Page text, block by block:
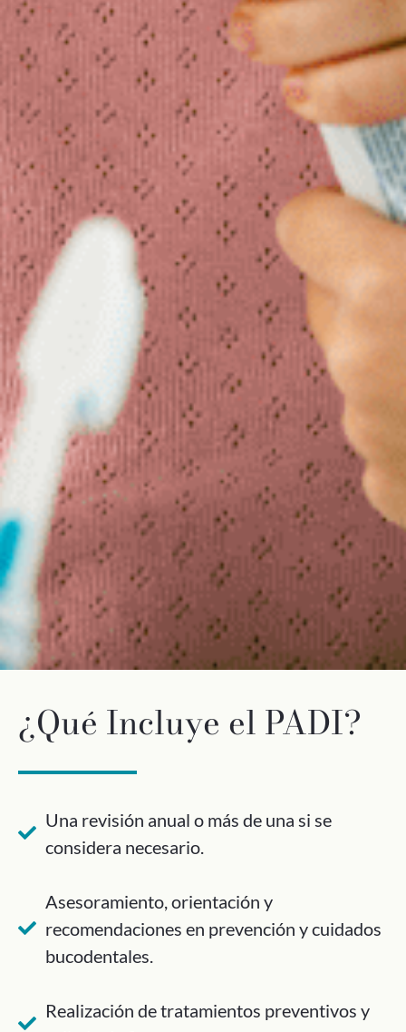
¿Qué Incluye el PADI?
Una revisión anual o más de una si se
considera necesario.
Asesoramiento, orientación y
recomendaciones en prevención y cuidados
bucodentales.
Realización de tratamientos preventivos y